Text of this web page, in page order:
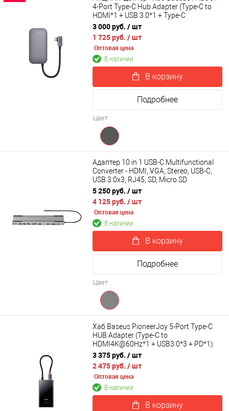
4-Port Type-C Hub Adapter (Type-C to
HDMI*1 + USB 3.0*1 + Type-C
PD&Data*1 + 3.5mm*1) WKWJ000013
3 000 руб. / шт
1 725 руб. / шт
Оптовая цена
В наличии
В корзину
Подробнее
Цвет
Адаптер 10 in 1 USB-C Multifunctional
Converter - HDMI, VGA, Stereo, USB-C,
USB 3.0х3, RJ45, SD, Micro SD
5 250 руб. / шт
4 125 руб. / шт
Оптовая цена
В наличии
В корзину
Подробнее
Цвет
Хаб Baseus PioneerJoy 5-Port Type-C
HUB Adapter (Type-C to
HDMI4K@60Hz*1 + USB3.0*3 + PD*1)
WKYY030113
3 375 руб. / шт
2 475 руб. / шт
Оптовая цена
В наличии
В корзину